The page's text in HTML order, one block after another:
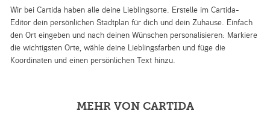
Wir bei Cartida haben alle deine Lieblingsorte. Erstelle im Cartida-
Editor dein persönlichen Stadtplan für dich und dein Zuhause. Einfach
den Ort eingeben und nach deinen Wünschen personalisieren: Markiere
die wichtigsten Orte, wähle deine Lieblingsfarben und füge die
Koordinaten und einen persönlichen Text hinzu.
MEHR VON CARTIDA